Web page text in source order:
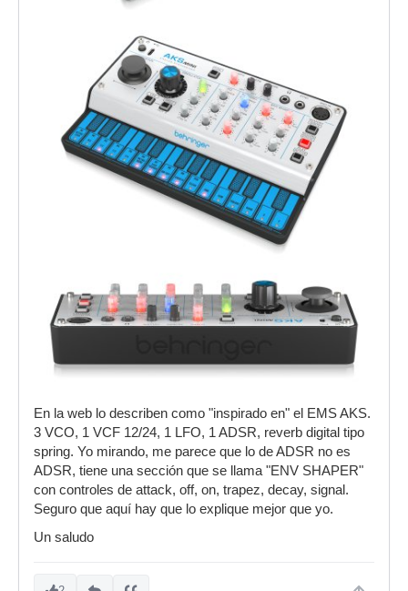
En la web lo describen como "inspirado en" el EMS AKS.
3 VCO, 1 VCF 12/24, 1 LFO, 1 ADSR, reverb digital tipo
spring. Yo mirando, me parece que lo de ADSR no es
ADSR, tiene una sección que se llama "ENV SHAPER"
con controles de attack, off, on, trapez, decay, signal.
Seguro que aquí hay que lo explique mejor que yo.
Un saludo